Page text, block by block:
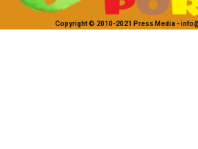
Copyright © 2010-2021 Press Media -